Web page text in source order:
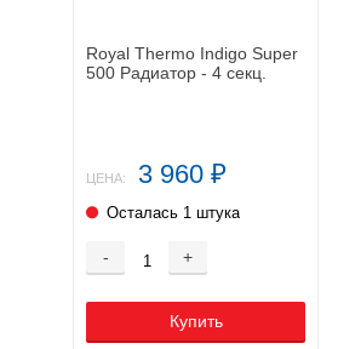
Royal Thermo Indigo Super
500 Радиатор - 4 секц.
ЦЕНА: 3 960 ₽
Осталась 1 штука
- +
Купить